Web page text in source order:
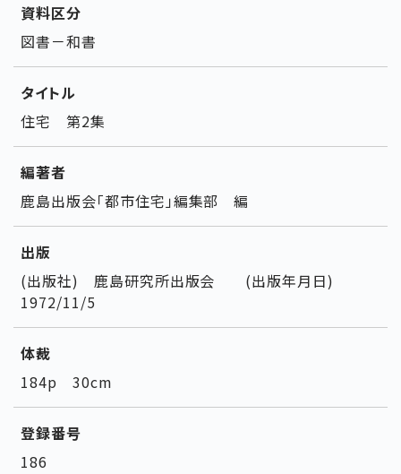
資料区分
図書－和書
タイトル
住宅 第2集
編著者
鹿島出版会「都市住宅」編集部 編
出版
(出版社) 鹿島研究所出版会 (出版年月日)
1972/11/5
体裁
184p 30cm
登録番号
186